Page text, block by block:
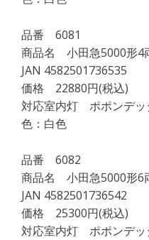
品番 6081
商品名 小田急5000形4
JAN 4582501736535
価格 22880円(税込)
対応室内灯 ポポンデ
色：白色
品番 6082
商品名 小田急5000形6
JAN 4582501736542
価格 25300円(税込)
対応室内灯 ポポンデ